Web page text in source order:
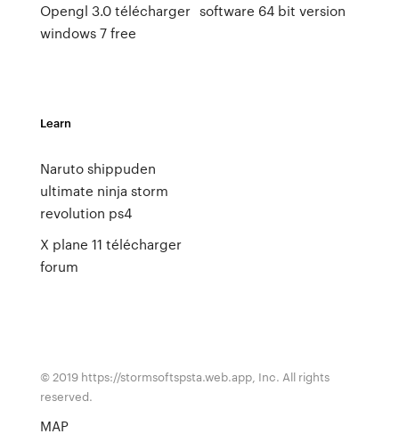
Opengl 3.0 télécharger
windows 7 free
software 64 bit version
Learn
Naruto shippuden
ultimate ninja storm
revolution ps4
X plane 11 télécharger
forum
© 2019 https://stormsoftspsta.web.app, Inc. All rights
reserved.
MAP